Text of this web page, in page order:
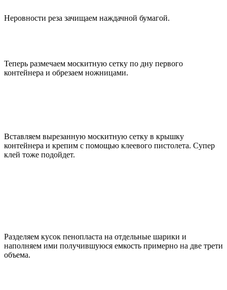
Неровности реза зачищаем наждачной бумагой.
Теперь размечаем москитную сетку по дну первого
контейнера и обрезаем ножницами.
Вставляем вырезанную москитную сетку в крышку
контейнера и крепим с помощью клеевого пистолета. Супер
клей тоже подойдет.
Разделяем кусок пенопласта на отдельные шарики и
наполняем ими получившуюся емкость примерно на две трети
объема.